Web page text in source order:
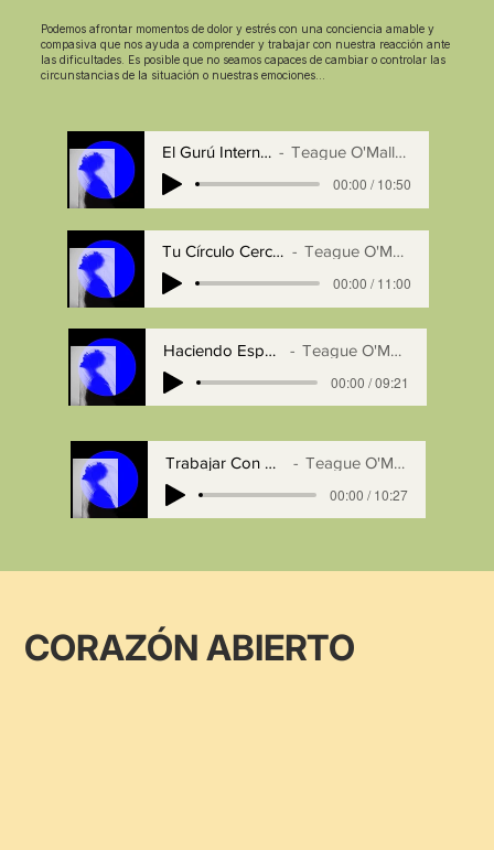
Podemos afrontar momentos de dolor y estrés con una conciencia amable y
compasiva que nos ayuda a comprender y trabajar con nuestra reacción ante
las dificultades. Es posible que no seamos capaces de cambiar o controlar las
circunstancias de la situación o nuestras emociones...
Trabajar Con Dolor
Teague O'Malley
00:00 / 10:27
Tu Círculo Cercano
Teague O'Malley
00:00 / 11:00
Haciendo Espacio
Teague O'Malley
00:00 / 09:21
El Gurú Internal
Teague O'Malley
00:00 / 10:50
CORAZÓN ABIERTO